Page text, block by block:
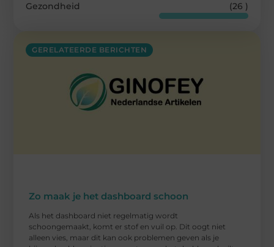
GERELATEERDE BERICHTEN
Zo maak je het dashboard schoon
Als het dashboard niet regelmatig wordt
schoongemaakt, komt er stof en vuil op. Dit oogt niet
alleen vies, maar dit kan ook problemen geven als je
Gezondheid
(26 )